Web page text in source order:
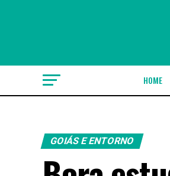
HOME
GOIÁS E ENTORNO